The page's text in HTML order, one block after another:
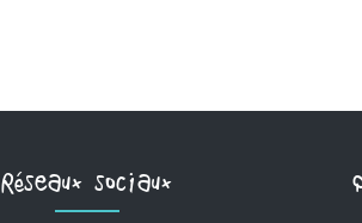
Réseaux sociaux